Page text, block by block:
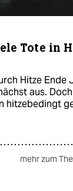
Tote in
Hitze Ende
aus.
hitzebedingt
mehr zum